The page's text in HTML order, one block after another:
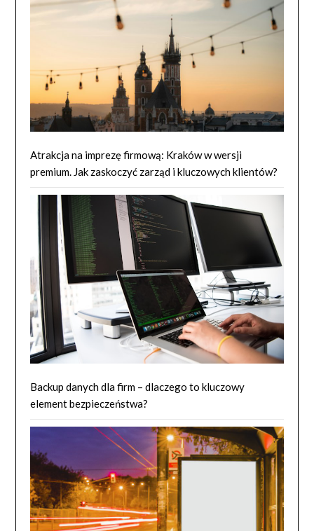
Atrakcja na imprezę firmową: Kraków w wersji
premium. Jak zaskoczyć zarząd i kluczowych klientów?
Backup danych dla firm – dlaczego to kluczowy
element bezpieczeństwa?